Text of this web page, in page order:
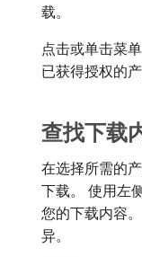
载。
点击或单击菜
已获得授权的
查找下载
在选择所需的
下载。 使用左
您的下载内容
异。